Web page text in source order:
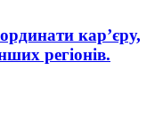
кар’єру,
регіонів.